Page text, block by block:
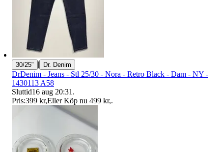
30/25" | Dr. Denim
DrDenim - Jeans - Stl 25/30 - Nora - Retro Black - Dam - NY -
1430113 A58
Sluttid16 aug 20:31 .
Pris:399 kr,Eller Köp nu 499 kr,.